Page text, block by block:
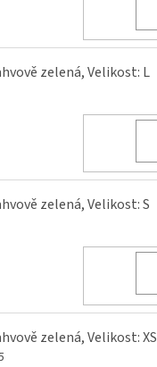
zelená, Velikost: L
zelená, Velikost: S
zelená, Velikost: XS